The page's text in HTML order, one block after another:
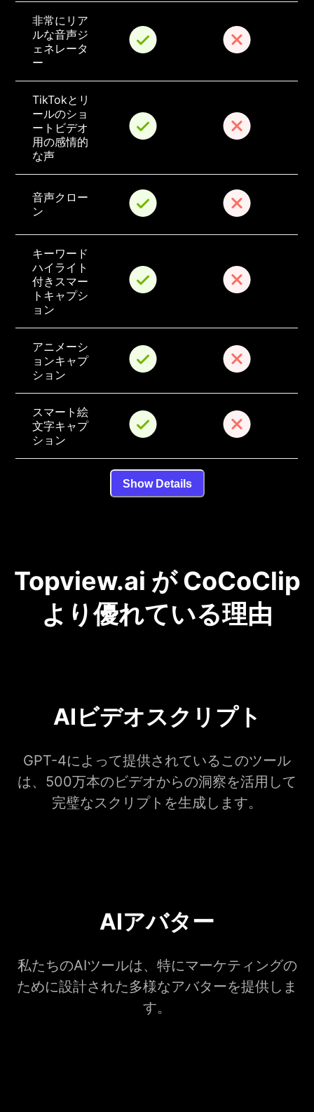
非常にリア
ルな音声ジ
ェネレータ
ー
TikTokとリ
ールのショ
ートビデオ
用の感情的
な声
音声クロー
ン
キーワード
ハイライト
付きスマー
トキャプシ
ョン
アニメーシ
ョンキャプ
ション
スマート絵
文字キャプ
ション
Show Details
Topview.ai が CoCoClip
より優れている理由
AIビデオスクリプト
GPT-4によって提供されているこのツール
は、500万本のビデオからの洞察を活用して
完璧なスクリプトを生成します。
AIアバター
私たちのAIツールは、特にマーケティングの
ために設計された多様なアバターを提供しま
す。